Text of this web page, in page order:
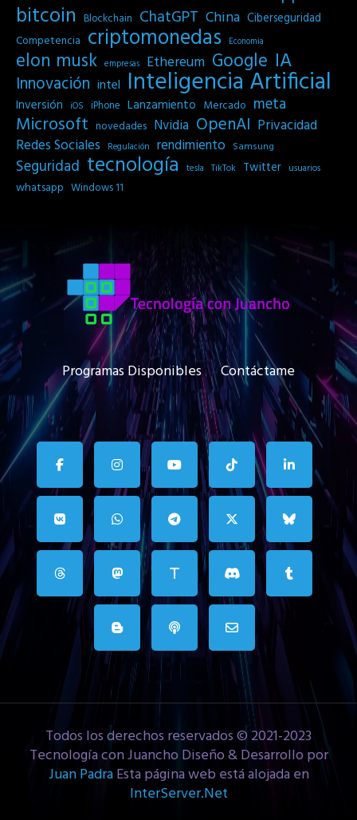
bitcoin Blockchain ChatGPT China Ciberseguridad
Competencia criptomonedas Economia
elon musk empresas Ethereum Google IA
Innovación intel Inteligencia Artificial
Inversión iOS iPhone Lanzamiento Mercado meta
Microsoft novedades Nvidia OpenAI Privacidad
Redes Sociales
Regulación rendimiento Samsung
Seguridad tecnología tesla TikTok Twitter usuarios
whatsapp Windows 11
Programas Disponibles Contáctame
Todos los derechos reservados © 2021-2023
Tecnología con Juancho Diseño & Desarrollo por
Juan PadraEsta página web está alojada en
InterServer.Net